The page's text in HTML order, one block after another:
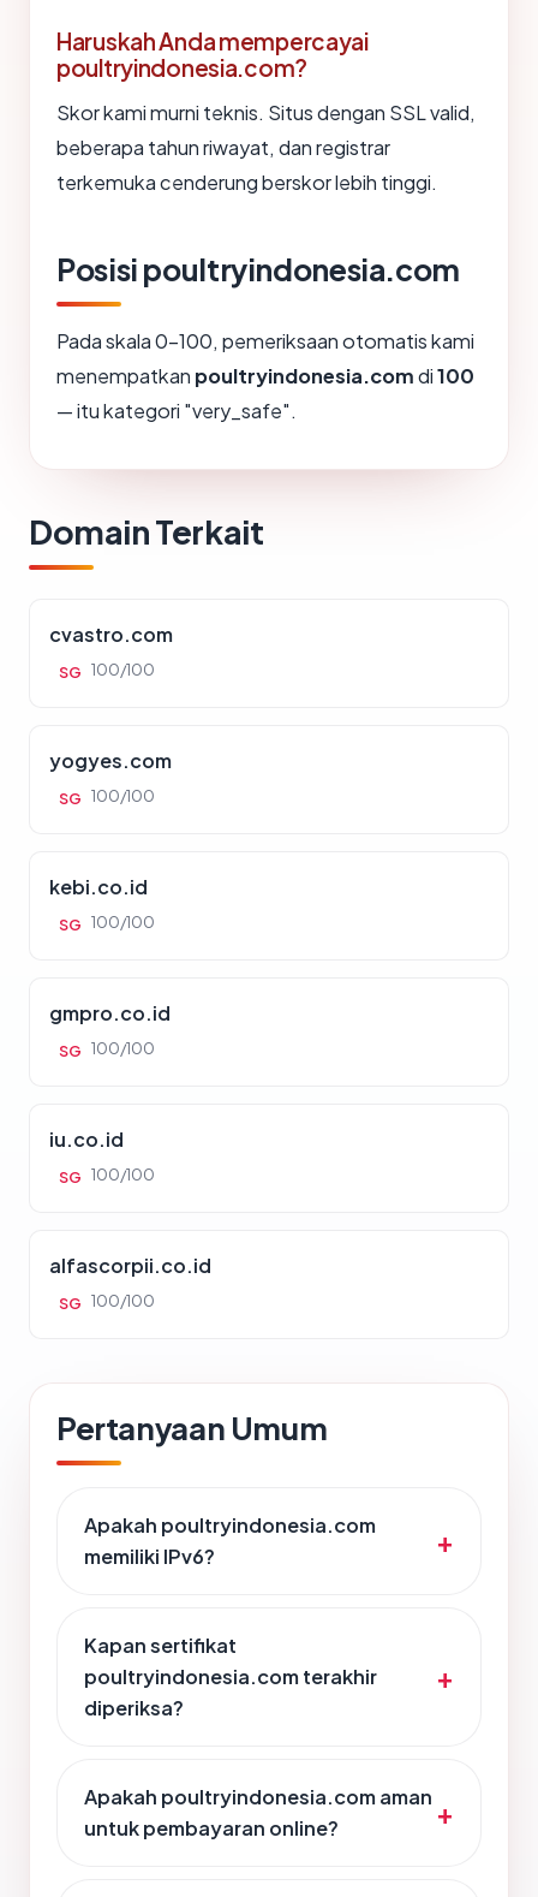
Haruskah Anda mempercayai
poultryindonesia.com?
Skor kami murni teknis. Situs dengan SSL valid,
beberapa tahun riwayat, dan registrar
terkemuka cenderung berskor lebih tinggi.
Posisi poultryindonesia.com
Pada skala 0-100, pemeriksaan otomatis kami
menempatkan poultryindonesia.comdi100
— itu kategori "very_safe".
Domain Terkait
cvastro.com
SG 100/100
yogyes.com
SG 100/100
kebi.co.id
SG 100/100
gmpro.co.id
SG 100/100
iu.co.id
SG 100/100
alfascorpii.co.id
SG 100/100
Pertanyaan Umum
Apakah poultryindonesia.com
memiliki IPv6?
Kapan sertifikat
poultryindonesia.com terakhir
diperiksa?
Apakah poultryindonesia.com aman
untuk pembayaran online?